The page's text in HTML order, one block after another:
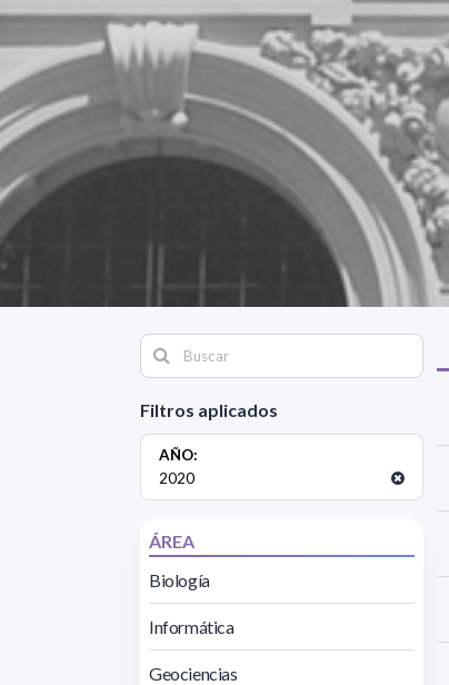
Filtros aplicados
AÑO:
2020
ÁREA
Biología
Informática
Geociencias